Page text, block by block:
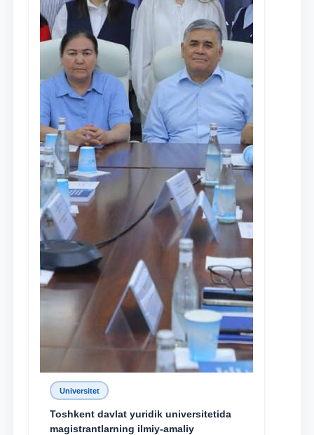
Universitet
Toshkent davlat yuridik universitetida
magistrantlarning ilmiy-amaliy